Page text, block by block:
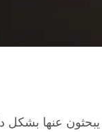
عنها بشكل